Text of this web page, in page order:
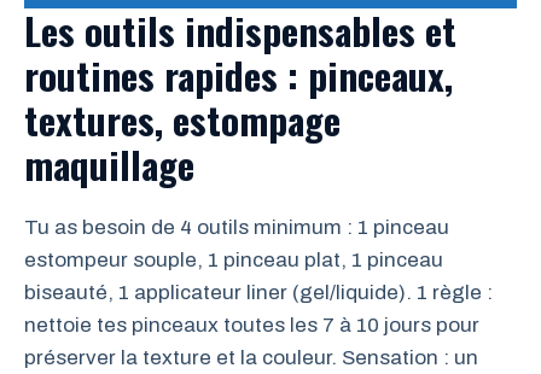
Les outils indispensables et
routines rapides : pinceaux,
textures, estompage
maquillage
Tu as besoin de 4 outils minimum : 1 pinceau
estompeur souple, 1 pinceau plat, 1 pinceau
biseauté, 1 applicateur liner (gel/liquide). 1 règle :
nettoie tes pinceaux toutes les 7 à 10 jours pour
préserver la texture et la couleur. Sensation : un